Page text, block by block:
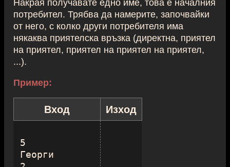
Накрая получавате едно име, това е началния
потребител. Трябва да намерите, започвайки
от него, с колко други потребителя има
някаква приятелска връзка (директна, приятел
на приятел, приятел на приятел на приятел,
...).
Пример:
Вход Изход
5
Георги